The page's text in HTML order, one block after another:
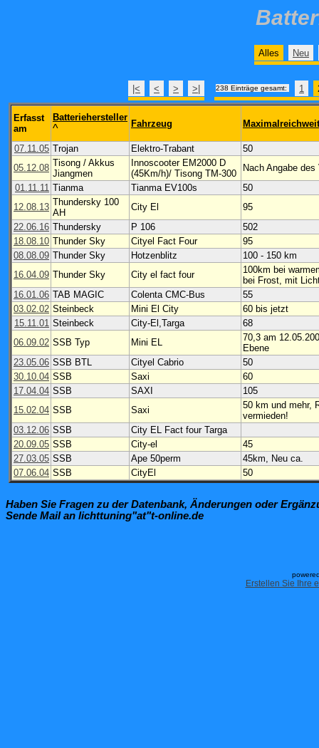
Alles Neu
|< < > >| 238 Einträge gesamt: 1
Erfasst
am
Batteriehersteller
^ Fahrzeug
07.11.05 Trojan Elektro-Trabant
50
05.12.08 Tisong / Akkus
Jiangmen
Innoscooter EM2000 D
(45Km/h)/ Tisong TM-300
Nach Angabe
01.11.11 Tianma Tianma EV100s
50
12.08.13 Thundersky 100
AH
City El
95
22.06.16 Thundersky P 106
502
18.08.10 Thunder Sky Cityel Fact Four
95
08.08.09 Thunder Sky Hotzenblitz
100 - 150 km
16.04.09 Thunder Sky City el fact four
100km bei
bei Frost, mit
16.01.06 TAB MAGIC Colenta CMC-Bus
55
03.02.02 Steinbeck Mini El City
60 bis jetzt
15.11.01 Steinbeck City-El,Targa
68
06.09.02 SSB Typ Mini EL
70,3 am
Ebene
23.05.06 SSB BTL Cityel Cabrio
50
30.10.04 SSB Saxi
60
17.04.04 SSB SAXI
105
15.02.04 SSB Saxi
50 km und mehr,
vermieden!
03.12.06 SSB
City EL Fact four Targa
20.09.05 SSB City-el
45
27.03.05 SSB Ape 50perm
45km, Neu ca.
07.06.04 SSB CityEl 50
Haben Sie Fragen zu der Datenbank, Änderungen oder
Sende Mail an lichttuning"at"t-online.de
Erstellen Sie Ihre